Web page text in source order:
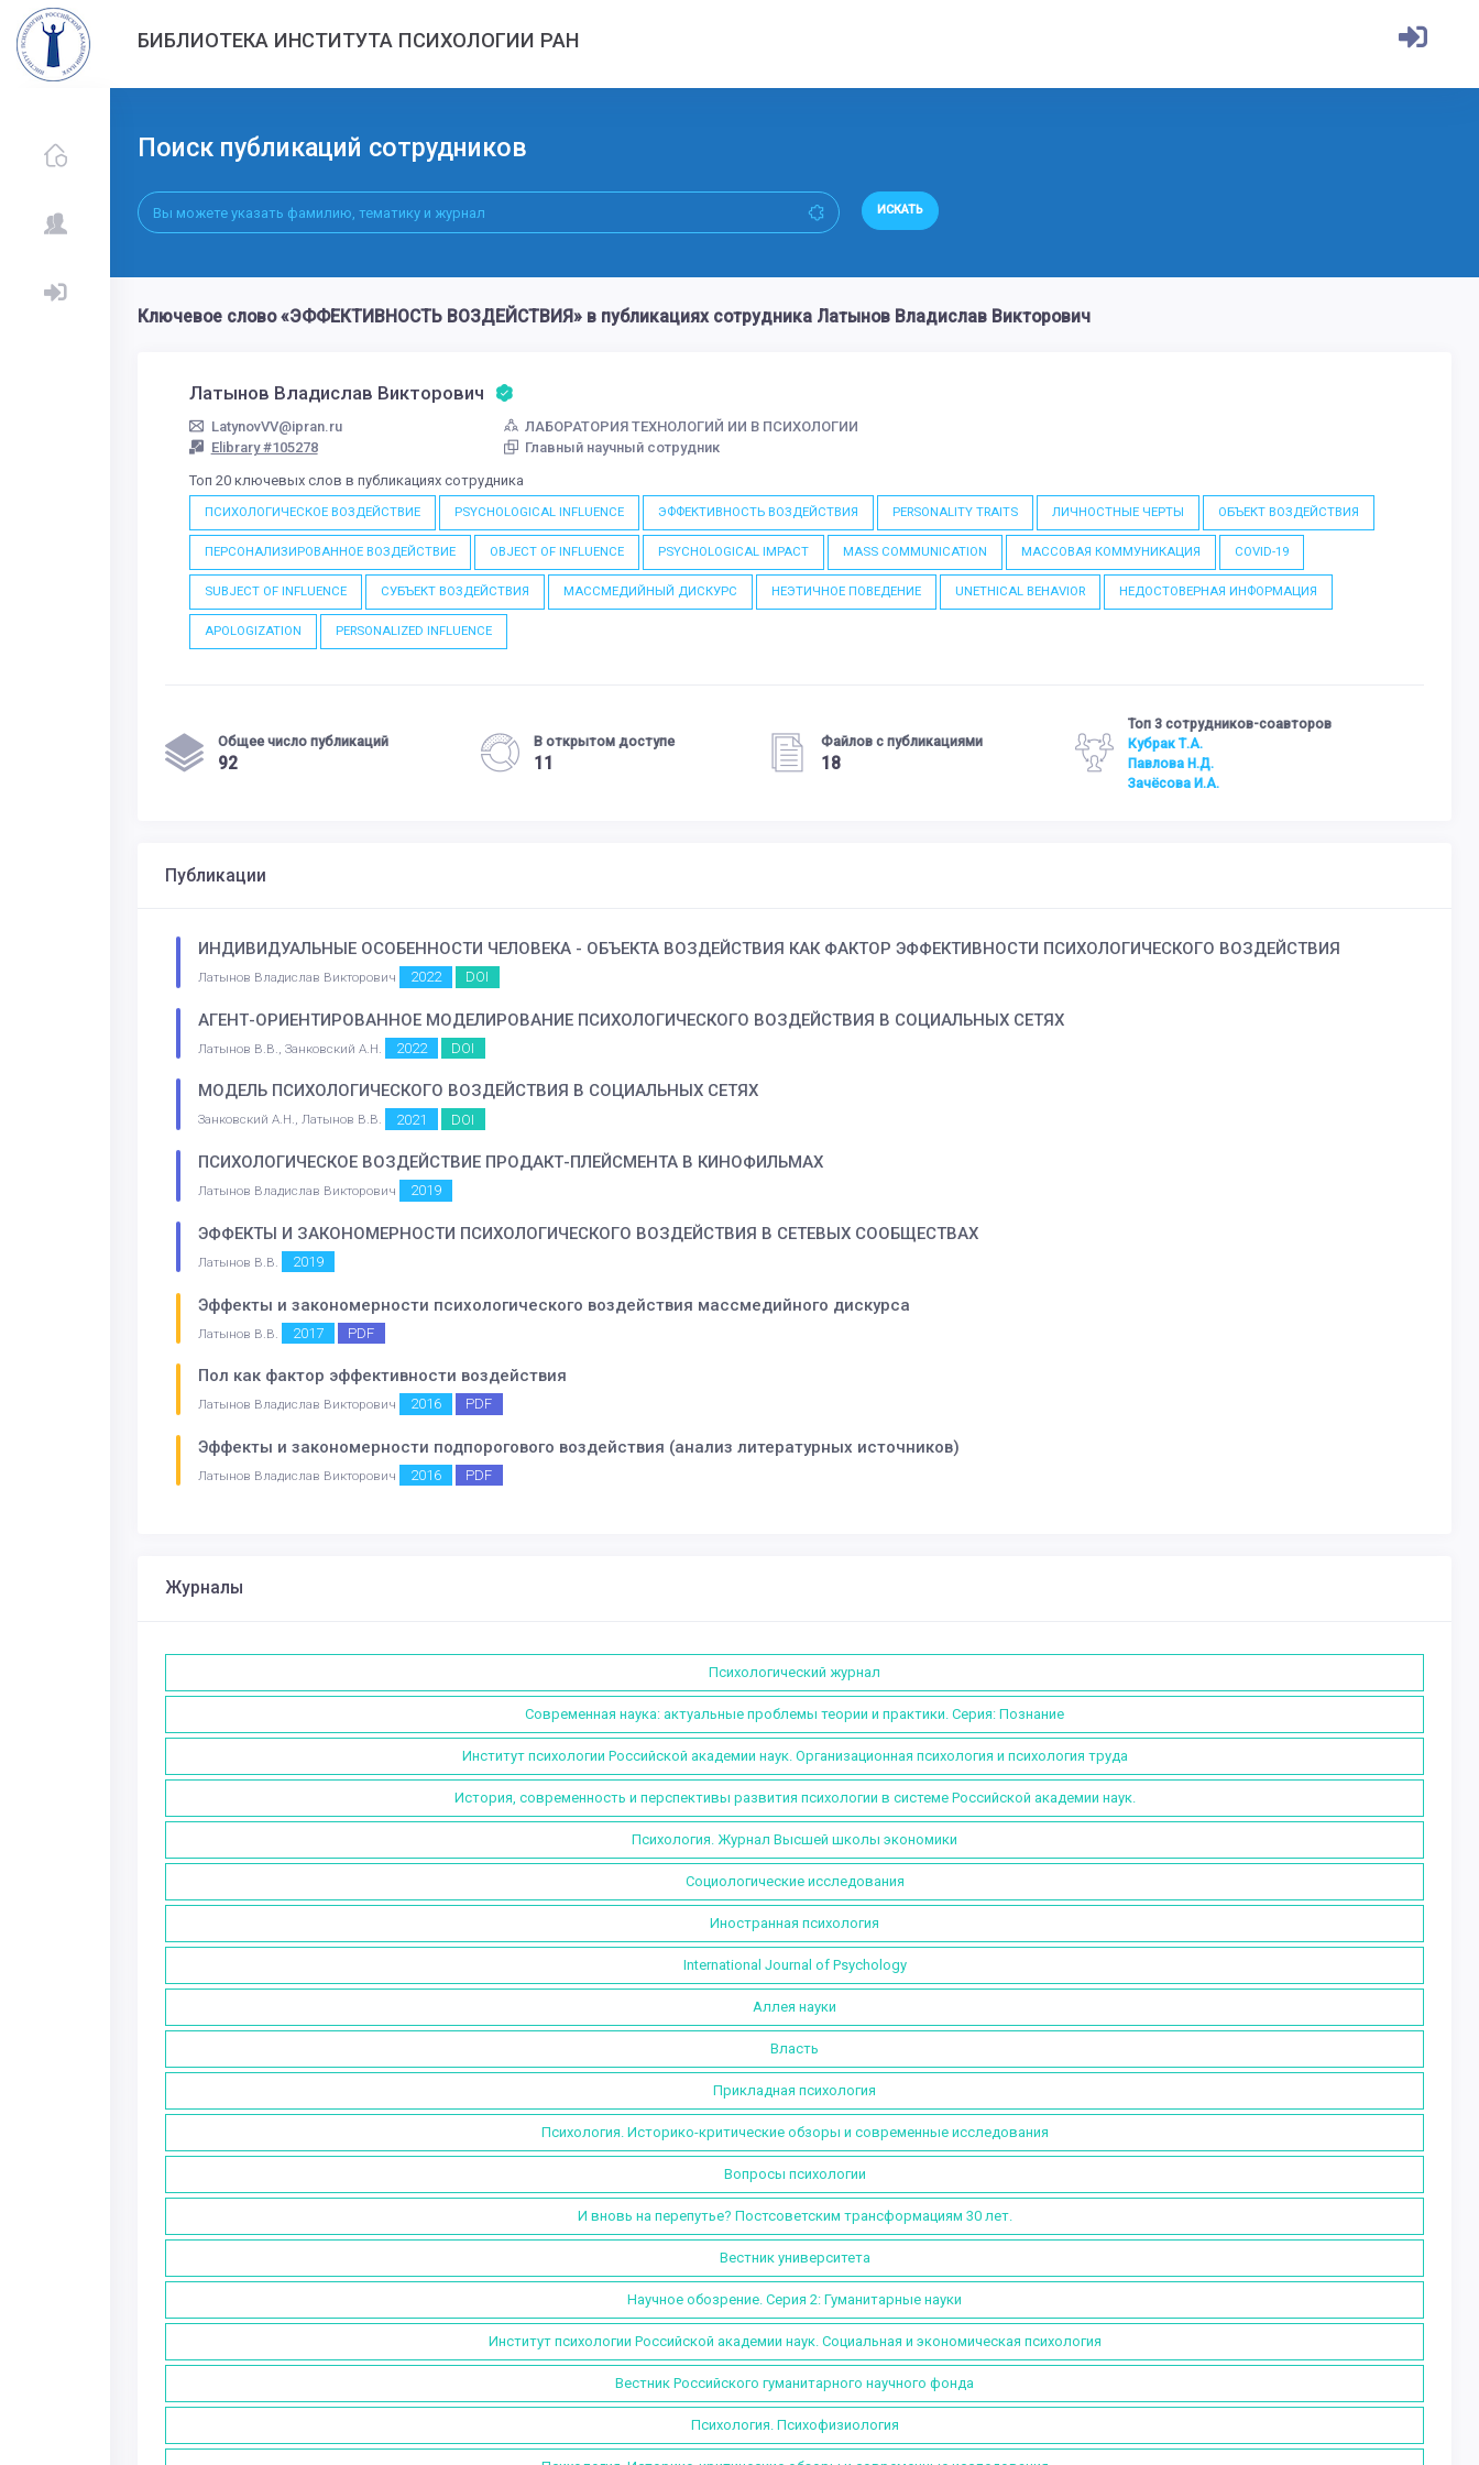
БИБЛИОТЕКА ИНСТИТУТА ПСИХОЛОГИИ РАН
Поиск публикаций сотрудников
ИСКАТЬ
Ключевое слово «ЭФФЕКТИВНОСТЬ ВОЗДЕЙСТВИЯ» в публикациях сотрудника Латынов Владислав Викторович
Латынов Владислав Викторович
LatynovVV@ipran.ru
Elibrary #105278
ЛАБОРАТОРИЯ ТЕХНОЛОГИЙ ИИ В ПСИХОЛОГИИ
Главный научный сотрудник
Топ 20 ключевых слов в публикациях сотрудника
ПСИХОЛОГИЧЕСКОЕ ВОЗДЕЙСТВИЕ PSYCHOLOGICAL INFLUENCE ЭФФЕКТИВНОСТЬ ВОЗДЕЙСТВИЯ PERSONALITY TRAITS ЛИЧНОСТНЫЕ ЧЕРТЫ ОБЪЕКТ ВОЗДЕЙСТВИЯ
ПЕРСОНАЛИЗИРОВАННОЕ ВОЗДЕЙСТВИЕ OBJECT OF INFLUENCE PSYCHOLOGICAL IMPACT MASS COMMUNICATION МАССОВАЯ КОММУНИКАЦИЯ COVID-19
SUBJECT OF INFLUENCE СУБЪЕКТ ВОЗДЕЙСТВИЯ МАССМЕДИЙНЫЙ ДИСКУРС НЕЭТИЧНОЕ ПОВЕДЕНИЕ UNETHICAL BEHAVIOR НЕДОСТОВЕРНАЯ ИНФОРМАЦИЯ
APOLOGIZATION PERSONALIZED INFLUENCE
Общее число публикаций
92
В открытом доступе
11
Файлов с публикациями
18
Топ 3 сотрудников-соавторов
Кубрак Т.А.
Павлова Н.Д.
Зачёсова И.А.
Публикации
ИНДИВИДУАЛЬНЫЕ ОСОБЕННОСТИ ЧЕЛОВЕКА - ОБЪЕКТА ВОЗДЕЙСТВИЯ КАК ФАКТОР ЭФФЕКТИВНОСТИ ПСИХОЛОГИЧЕСКОГО ВОЗДЕЙСТВИЯ
Латынов Владислав Викторович 2022 DOI
АГЕНТ-ОРИЕНТИРОВАННОЕ МОДЕЛИРОВАНИЕ ПСИХОЛОГИЧЕСКОГО ВОЗДЕЙСТВИЯ В СОЦИАЛЬНЫХ СЕТЯХ
Латынов В.В., Занковский А.Н. 2022 DOI
МОДЕЛЬ ПСИХОЛОГИЧЕСКОГО ВОЗДЕЙСТВИЯ В СОЦИАЛЬНЫХ СЕТЯХ
Занковский А.Н., Латынов В.В. 2021 DOI
ПСИХОЛОГИЧЕСКОЕ ВОЗДЕЙСТВИЕ ПРОДАКТ-ПЛЕЙСМЕНТА В КИНОФИЛЬМАХ
Латынов Владислав Викторович 2019
ЭФФЕКТЫ И ЗАКОНОМЕРНОСТИ ПСИХОЛОГИЧЕСКОГО ВОЗДЕЙСТВИЯ В СЕТЕВЫХ СООБЩЕСТВАХ
Латынов В.В. 2019
Эффекты и закономерности психологического воздействия массмедийного дискурса
Латынов В.В. 2017 PDF
Пол как фактор эффективности воздействия
Латынов Владислав Викторович 2016 PDF
Эффекты и закономерности подпорогового воздействия (анализ литературных источников)
Латынов Владислав Викторович 2016 PDF
Журналы
Психологический журнал
Современная наука: актуальные проблемы теории и практики. Серия: Познание
Институт психологии Российской академии наук. Организационная психология и психология труда
История, современность и перспективы развития психологии в системе Российской академии наук.
Психология. Журнал Высшей школы экономики
Социологические исследования
Иностранная психология
International Journal of Psychology
Аллея науки
Власть
Прикладная психология
Психология. Историко-критические обзоры и современные исследования
Вопросы психологии
И вновь на перепутье? Постсоветским трансформациям 30 лет.
Вестник университета
Научное обозрение. Серия 2: Гуманитарные науки
Институт психологии Российской академии наук. Социальная и экономическая психология
Вестник Российского гуманитарного научного фонда
Психология. Психофизиология